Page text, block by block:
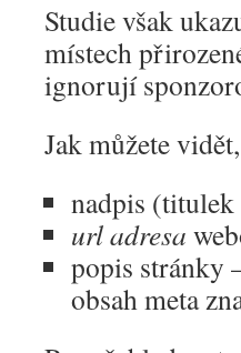
Studie však
místech
ignorují
Jak můžete
nadpis
url adresa
popis stránky
obsah meta